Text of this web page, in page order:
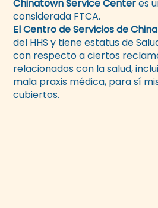
Chinatown Service Centeres
considerada FTCA.
El Centro de Servicios de
del HHS y tiene estatus de
con respecto a ciertos
relacionados con la salud,
mala praxis médica, para sí
cubiertos.